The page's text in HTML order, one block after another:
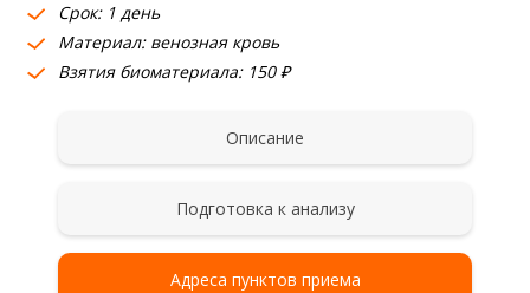
Где сдать
Партнерам
Срок: 1 день
Материал: венозная кровь
Взятия биоматериала: 150 ₽
Описание
Подготовка к анализу
Адреса пунктов приема